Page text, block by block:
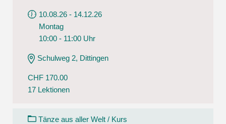
10.08.26 - 14.12.26
Montag
10:00 - 11:00 Uhr
Schulweg 2, Dittingen
CHF 170.00
17 Lektionen
Tänze aus aller Welt / Kurs